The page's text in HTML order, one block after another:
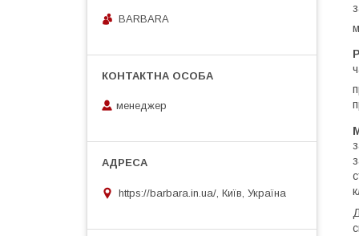
BARBARA
менеджер
https://barbara.in.ua/, Київ, Україна